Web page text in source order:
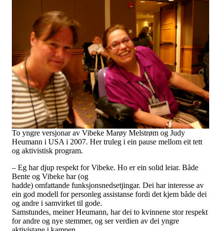
To yngre versjonar av Vibeke Marøy Melstrøm og Judy
Heumann i USA i 2007. Her truleg i ein pause mellom eit tett
og aktivistisk program.
– Eg har djup respekt for Vibeke. Ho er ein solid leiar. Både
Bente og Vibeke har (og
hadde) omfattande funksjonsnedsetjingar. Dei har interesse av
ein god modell for personleg assistanse fordi det kjem både dei
og andre i samvirket til gode.
Samstundes, meiner Heumann, har dei to kvinnene stor respekt
for andre og nye stemmer, og ser verdien av dei yngre